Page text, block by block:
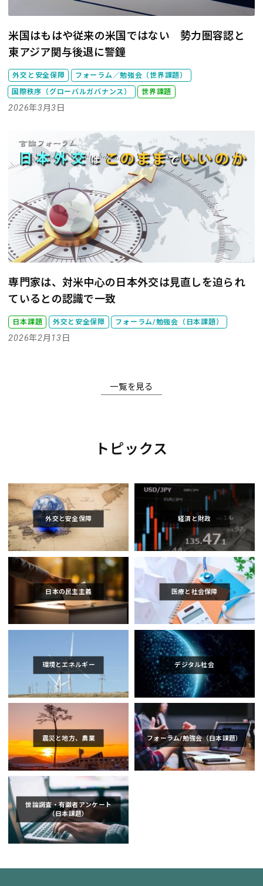
米国はもはや従来の米国ではない 勢力圏容認と
東アジア関与後退に警鐘
外交と安全保障 フォーラム／勉強会（世界課題）
国際秩序（グローバルガバナンス） 世界課題
2026年3月3日
専門家は、対米中心の日本外交は見直しを迫られ
ているとの認識で一致
日本課題 外交と安全保障 フォーラム/勉強会（日本課題）
2026年2月13日
一覧を見る
トピックス
外交と安全保障 経済と財政
日本の民主主義 医療と社会保障
環境とエネルギー デジタル社会
震災と地方、農業 フォーラム/勉強会（日本課題）
世論調査・有識者アンケート
（日本課題）